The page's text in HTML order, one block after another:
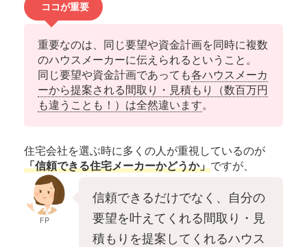
ココが重要
重要なのは、同じ要望や資金計画を同時に複数
のハウスメーカーに伝えられるということ。
同じ要望や資金計画であっても各ハウスメーカ
ーから提案される間取り・見積もり（数百万円
も違うことも！）は全然違います。
住宅会社を選ぶ時に多くの人が重視しているのが
「信頼できる住宅メーカーかどうか」ですが、
FP
信頼できるだけでなく、自分の
要望を叶えてくれる間取り・見
積もりを提案してくれるハウス